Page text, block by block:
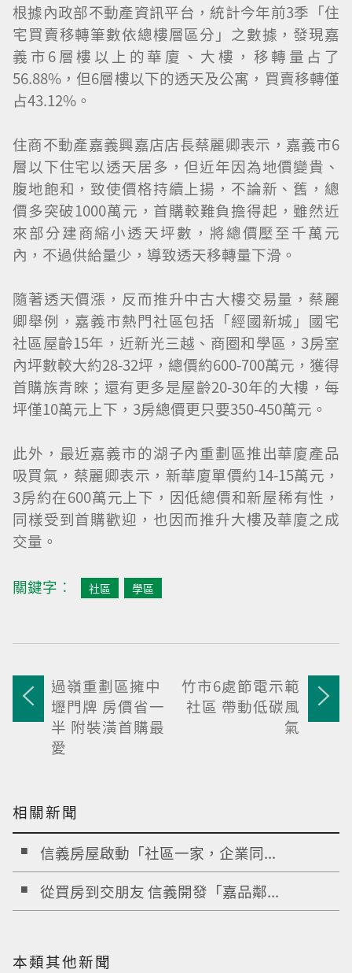
根據內政部不動產資訊平台，統計今年前3季「住
宅買賣移轉筆數依總樓層區分」之數據，發現嘉
義市6層樓以上的華廈、大樓，移轉量占了
56.88%，但6層樓以下的透天及公寓，買賣移轉僅
占43.12%。
住商不動產嘉義興嘉店店長蔡麗卿表示，嘉義市6
層以下住宅以透天居多，但近年因為地價變貴、
腹地飽和，致使價格持續上揚，不論新、舊，總
價多突破1000萬元，首購較難負擔得起，雖然近
來部分建商縮小透天坪數，將總價壓至千萬元
內，不過供給量少，導致透天移轉量下滑。
隨著透天價漲，反而推升中古大樓交易量，蔡麗
卿舉例，嘉義市熱門社區包括「經國新城」國宅
社區屋齡15年，近新光三越、商圈和學區，3房室
內坪數較大約28-32坪，總價約600-700萬元，獲得
首購族青睞；還有更多是屋齡20-30年的大樓，每
坪僅10萬元上下，3房總價更只要350-450萬元。
此外，最近嘉義市的湖子內重劃區推出華廈產品
吸買氣，蔡麗卿表示，新華廈單價約14-15萬元，
3房約在600萬元上下，因低總價和新屋稀有性，
同樣受到首購歡迎，也因而推升大樓及華廈之成
交量。
關鍵字︰ 社區 學區
過嶺重劃區擁中
壢門牌 房價省一
半 附裝潢首購最
愛
竹市6處節電示範
社區 帶動低碳風
氣
相關新聞
信義房屋啟動「社區一家，企業同...
從買房到交朋友 信義開發「嘉品鄰...
本類其他新聞